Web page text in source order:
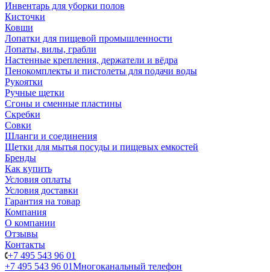
Инвентарь для уборки полов
Кисточки
Ковши
Лопатки для пищевой промышленности
Лопаты, вилы, грабли
Настенные крепления, держатели и вёдра
Пенокомплекты и пистолеты для подачи воды
Рукоятки
Ручные щетки
Сгоны и сменные пластины
Скребки
Совки
Шланги и соединения
Щетки для мытья посуды и пищевых емкостей
Бренды
Как купить
Условия оплаты
Условия доставки
Гарантия на товар
Компания
О компании
Отзывы
Контакты
+7 495 543 96 01
+7 495 543 96 01Многоканальный телефон